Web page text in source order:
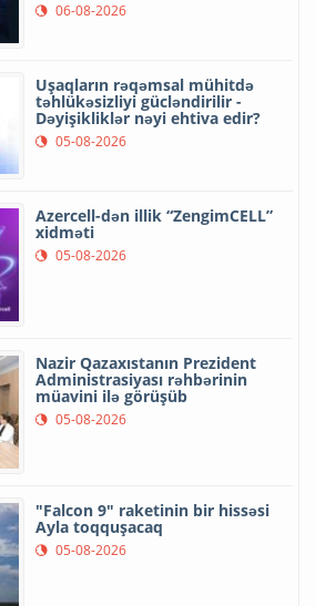
06-08-2026
Uşaqların rəqəmsal mühitdə
təhlükəsizliyi gücləndirilir -
Dəyişikliklər nəyi ehtiva edir?
05-08-2026
Azercell-dən illik “ZengimCELL”
xidməti
05-08-2026
Nazir Qazaxıstanın Prezident
Administrasiyası rəhbərinin
müavini ilə görüşüb
05-08-2026
"Falcon 9" raketinin bir hissəsi
Ayla toqquşacaq
05-08-2026